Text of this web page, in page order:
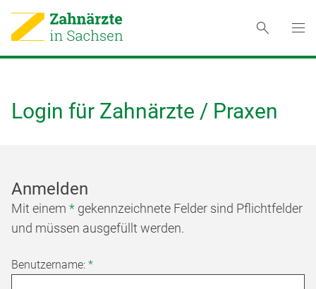
Login für Zahnärzte / Praxen
Anmelden
Mit einem * gekennzeichnete Felder sind Pflichtfelder
und müssen ausgefüllt werden.
Benutzername: *